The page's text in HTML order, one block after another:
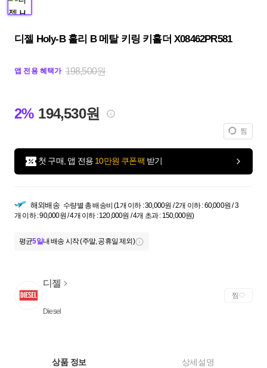
디젤 Holy-B 홀리 B 메탈 키링 키홀더 X08462PR581
앱 전용 혜택가 198,500원
2% 194,530원
찜
첫 구매, 앱 전용 10만원 쿠폰팩 받기
해외배송 수량별 총 배송비 (1개 이하 : 30,000원 / 2개 이하 : 60,000원 / 3
개 이하 : 90,000원 / 4개 이하 : 120,000원 / 4개 초과 : 150,000원)
평균5일내 배송 시작 (주말, 공휴일 제외)
디젤
Diesel
찜
상품 정보 상세설명